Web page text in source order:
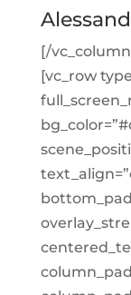
[/
[vc_row